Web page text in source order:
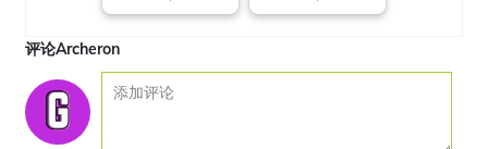
评论Archeron